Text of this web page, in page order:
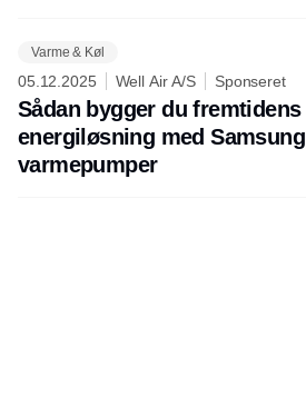
Varme & Køl
05.12.2025 Well Air A/S Sponseret
Sådan bygger du fremtidens
energiløsning med Samsung
varmepumper